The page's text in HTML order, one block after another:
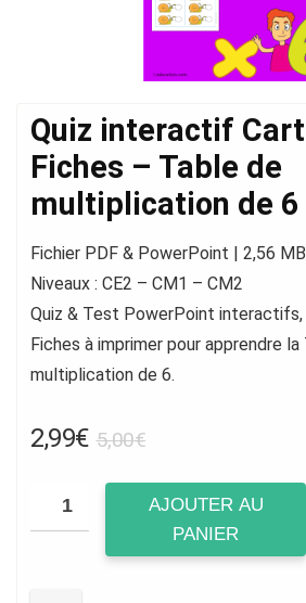
Quiz interactif
Fiches – Table de
multiplication de 6
Fichier PDF & PowerPoint | 2,56
Niveaux : CE2 – CM1 – CM2
Quiz & Test PowerPoint interactifs,
Fiches à imprimer pour apprendre la
multiplication de 6.
5,00€Le
initial
était :
5,00€.
2,99€
Le
actuel
est :
2,99€.
AJOUTER AU
PANIER